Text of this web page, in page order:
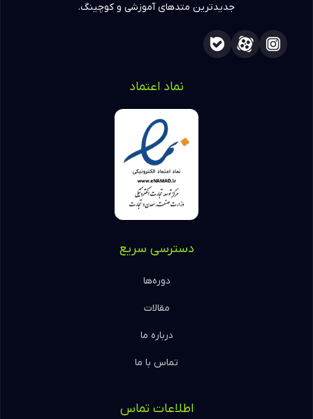
جدیدترین متدهای آموزشی و کوچینگ.
نماد اعتماد
دسترسی سریع
دوره‌ها
مقالات
درباره ما
تماس با ما
اطلاعات تماس